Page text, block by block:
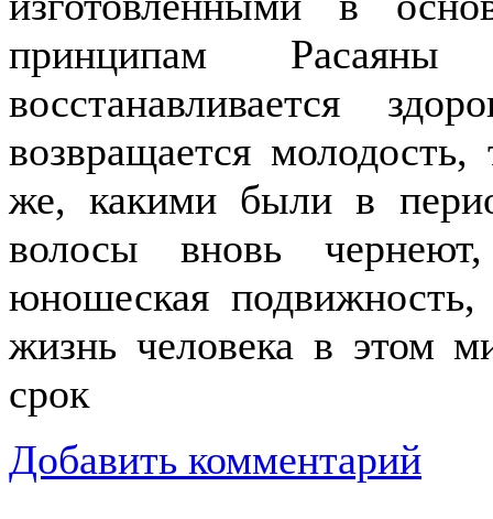
принципам
восстанавливается
возвращается
же, какими были в
волосы вновь
юношеская подвижность,
жизнь человека в этом
срок
Добавить комментарий